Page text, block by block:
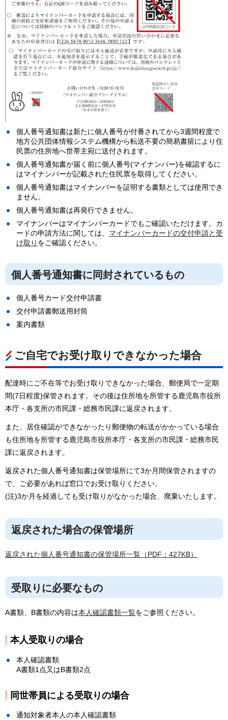
個人番号通知書は新たに個人番号が付番されてから3週間程度で
地方公共団体情報システム機構から転送不要の簡易書留により住
民票の住所地へ世帯主宛に送付されます。
個人番号通知書が届く前に個人番号(マイナンバー)を確認するに
はマイナンバーが記載された住民票を取得してください。
個人番号通知書はマイナンバーを証明する書類としては使用でき
ません。
個人番号通知書は再発行できません。
マイナンバーはマイナンバーカードでもご確認いただけます。カ
ードの申請方法に関しては、 マイナンバーカードの交付申請と受
け取り をご確認ください。
個人番号通知書に同封されているもの
個人番号カード交付申請書
交付申請書郵送用封筒
案内書類
ご自宅でお受け取りできなかった場合
配達時にご不在等でお受け取りできなかった場合、郵便局で一定期
間(7日程度)保管されます。その後は住所地を所管する鹿児島市役所
本庁・各支所の市民課・総務市民課に返戻されます。
また、居住確認ができなかったり郵便物の転送がかかっている場合
も住所地を所管する鹿児島市役所本庁・各支所の市民課・総務市民
課に返戻されます。
返戻された個人番号通知書は保管場所にて3か月間保管されますの
で、ご必要があれば窓口でお受け取りください。
(注)3か月を経過しても受け取りがなかった場合、廃棄いたします。
返戻された場合の保管場所
返戻された個人番号通知書の保管場所一覧（PDF：427KB）
受取りに必要なもの
A書類、B書類の内容は本人確認書類一覧をご参照ください。
本人受取りの場合
本人確認書類
A書類1点又はB書類2点
同世帯員による受取りの場合
通知対象者本人の本人確認書類